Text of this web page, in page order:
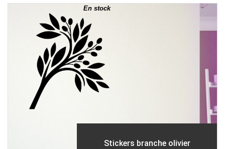
En stock
Stickers branche olivier